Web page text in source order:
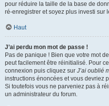
pour réduire la taille de la base de
ré-enregistrer et soyez plus investi sur
Haut
J’ai perdu mon mot de passe !
Pas de panique ! Bien que votre mot
peut facilement être réinitialisé. Pour
connexion puis cliquez sur J’ai oublié
instructions énoncées et vous devriez
Si toutefois vous ne parveniez pas à
un administrateur du forum.